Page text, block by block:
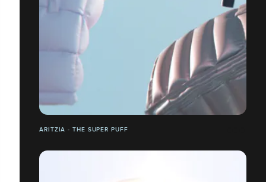
ARITZIA - THE SUPER PUFF